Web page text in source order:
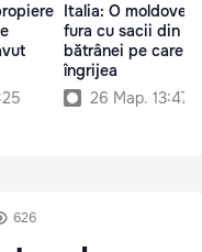
Italia: O
fura cu sacii din
bătrânei pe care o
îngrijea
26 Мар. 13:47
626